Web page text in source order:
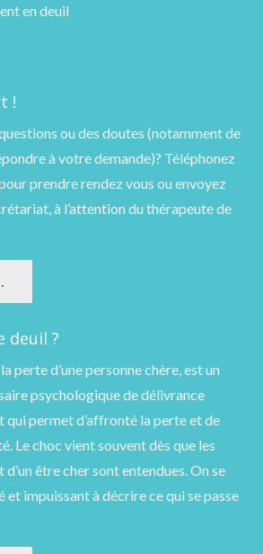
en deuil
!
ou des doutes (notamment de
à votre demande)? Téléphonez
prendre rendez vous ou envoyez
à l’attention du thérapeute de
deuil ?
perte d’une personne chère, est un
psychologique de délivrance
qui permet d’affronté la perte et de
Le choc vient souvent dès que les
être cher sont entendues. On se
et impuissant à décrire ce qui se passe